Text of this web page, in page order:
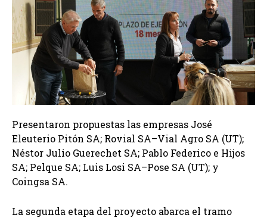
Presentaron propuestas las empresas José
Eleuterio Pitón SA; Rovial SA–Vial Agro SA (UT);
Néstor Julio Guerechet SA; Pablo Federico e Hijos
SA; Pelque SA; Luis Losi SA–Pose SA (UT); y
Coingsa SA.
La segunda etapa del proyecto abarca el tramo